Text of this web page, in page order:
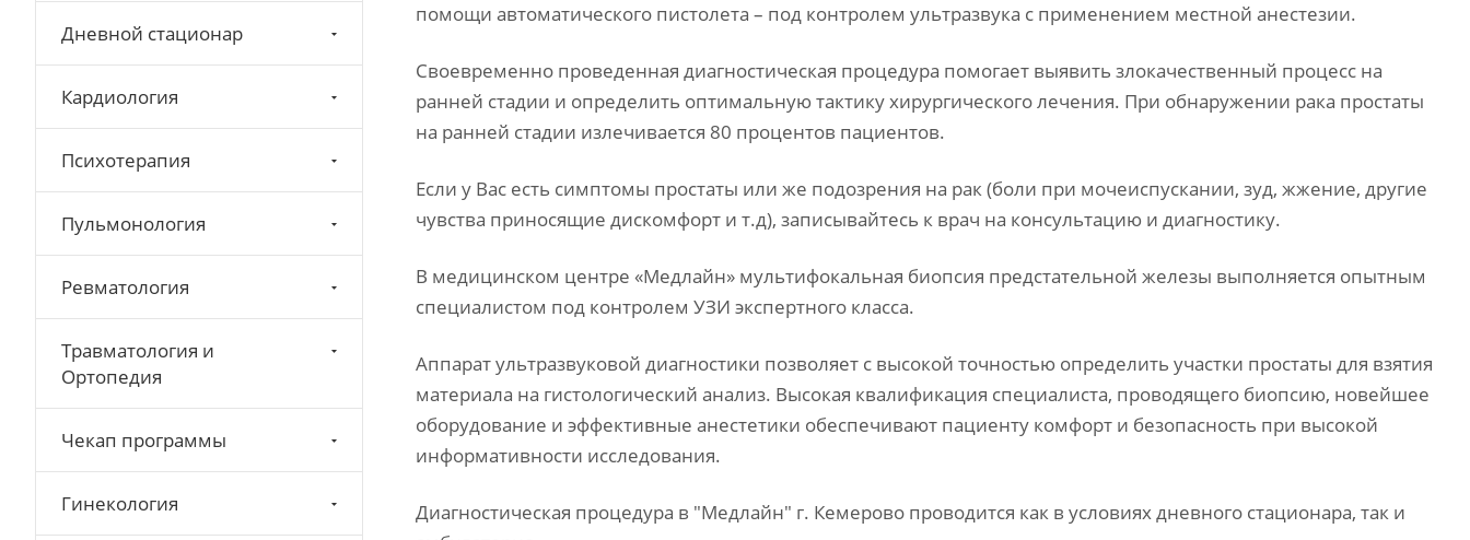
помощи автоматического пистолета – под контролем ультразвука с применением местной анестезии.
Своевременно проведенная диагностическая процедура помогает выявить злокачественный процесс на
ранней стадии и определить оптимальную тактику хирургического лечения. При обнаружении рака простаты
на ранней стадии излечивается 80 процентов пациентов.
Если у Вас есть симптомы простаты или же подозрения на рак (боли при мочеиспускании, зуд, жжение, другие
чувства приносящие дискомфорт и т.д), записывайтесь к врач на консультацию и диагностику.
В медицинском центре «Медлайн» мультифокальная биопсия предстательной железы выполняется опытным
специалистом под контролем УЗИ экспертного класса.
Аппарат ультразвуковой диагностики позволяет с высокой точностью определить участки простаты для взятия
материала на гистологический анализ. Высокая квалификация специалиста, проводящего биопсию, новейшее
оборудование и эффективные анестетики обеспечивают пациенту комфорт и безопасность при высокой
информативности исследования.
Диагностическая процедура в "Медлайн" г. Кемерово проводится как в условиях дневного стационара, так и
Дневной стационар
Кардиология
Психотерапия
Пульмонология
Ревматология
Травматология и
Ортопедия
Чекап программы
Гинекология